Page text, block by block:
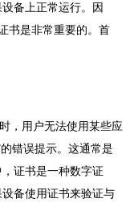
备上正常运行。因
书是非常重要的。首
，用户无法使用某些应
错误提示。这通常是
证书是一种数字证
备使用证书来验证与